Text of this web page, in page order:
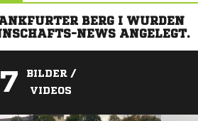
BERG I WURDEN
NEWS ANGELEGT.
7
BILDER /
VIDEOS